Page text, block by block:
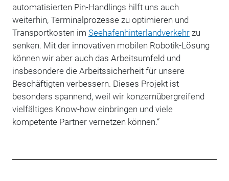
automatisierten Pin-Handlings hilft uns auch
weiterhin, Terminalprozesse zu optimieren und
Transportkosten im Seehafenhinterlandverkehrzu
senken. Mit der innovativen mobilen Robotik-Lösung
können wir aber auch das Arbeitsumfeld und
insbesondere die Arbeitssicherheit für unsere
Beschäftigten verbessern. Dieses Projekt ist
besonders spannend, weil wir konzernübergreifend
vielfältiges Know-how einbringen und viele
kompetente Partner vernetzen können.“